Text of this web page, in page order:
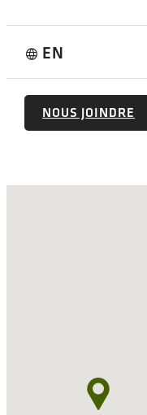
language EN
NOUS JOINDRE
S'ABONNER